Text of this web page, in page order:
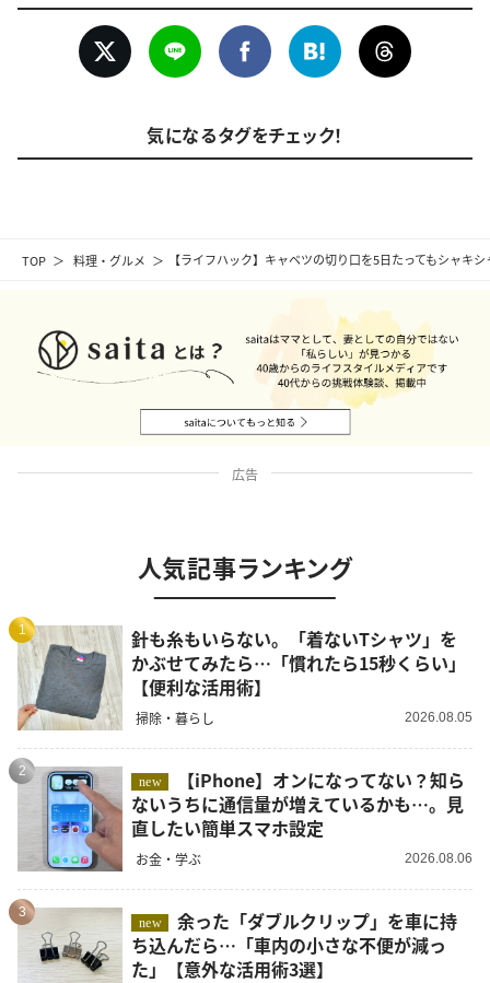
TOP 料理・グルメ 【ライフハック】キャベツの切り口を5日たってもシャキ
気になるタグをチェック！
広告
人気記事ランキング
1
針も糸もいらない。「着ないTシャツ」を
かぶせてみたら…「慣れたら15秒くらい」
【便利な活用術】
掃除・暮らし 2026.08.05
2
new
ないうちに通信量が増えているかも…。見
直したい簡単スマホ設定
お金・学ぶ 2026.08.06
3
new
余った「ダブルクリップ」を車に持
ち込んだら…「車内の小さな不便が減っ
た」【意外な活用術3選】